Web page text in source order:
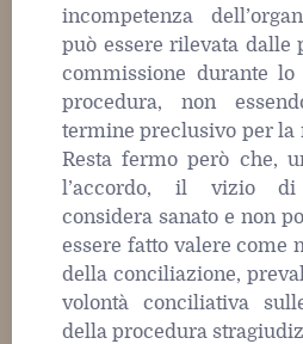
incompetenza
può essere rilevata dalle
commissione durante lo
procedura, non
termine preclusivo per la
Resta fermo però che,
l’accordo, il vizio di
considera sanato e non
essere fatto valere come
della conciliazione,
volontà conciliativa
della procedura